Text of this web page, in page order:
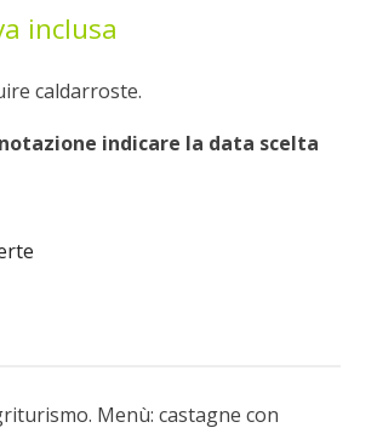
inclusa
caldarroste.
indicare la data scelta
Menù: castagne con